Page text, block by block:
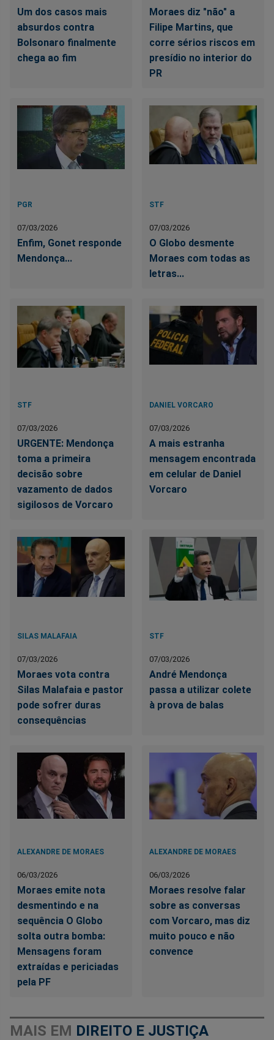
Um dos casos mais
absurdos contra
Bolsonaro finalmente
chega ao fim
Moraes diz "não" a
Filipe Martins, que
corre sérios riscos em
presídio no interior do
PR
PGR
07/03/2026
Enfim, Gonet responde
Mendonça...
STF
07/03/2026
O Globo desmente
Moraes com todas as
letras...
STF
07/03/2026
URGENTE: Mendonça
toma a primeira
decisão sobre
vazamento de dados
sigilosos de Vorcaro
DANIEL VORCARO
07/03/2026
A mais estranha
mensagem encontrada
em celular de Daniel
Vorcaro
SILAS MALAFAIA
07/03/2026
Moraes vota contra
Silas Malafaia e pastor
pode sofrer duras
consequências
STF
07/03/2026
André Mendonça
passa a utilizar colete
à prova de balas
ALEXANDRE DE MORAES
06/03/2026
Moraes emite nota
desmentindo e na
sequência O Globo
solta outra bomba:
Mensagens foram
extraídas e periciadas
pela PF
ALEXANDRE DE MORAES
06/03/2026
Moraes resolve falar
sobre as conversas
com Vorcaro, mas diz
muito pouco e não
convence
MAIS EM DIREITO E JUSTIÇA